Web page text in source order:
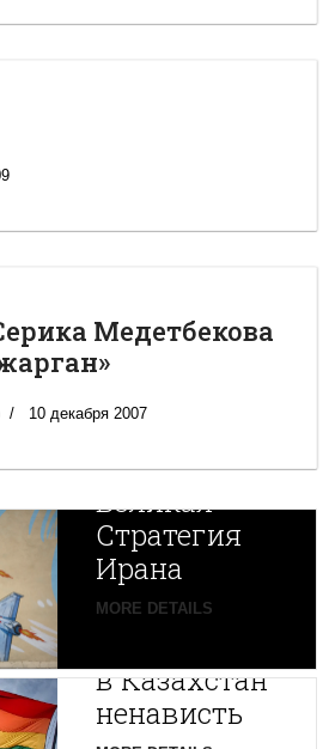
Медетбекова
10 декабря 2007
Новая
Великая
Стратегия
Ирана
MORE DETAILS
Путин
в Казахстан
ненависть
Центральной
Азии